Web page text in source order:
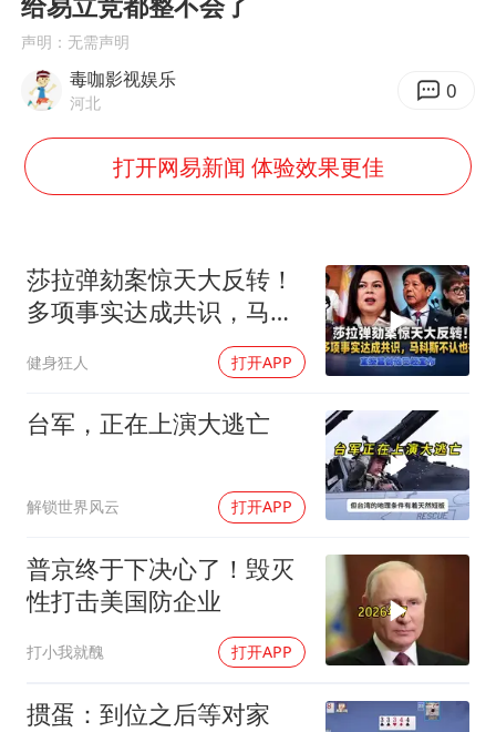
河南某医院2.33亿工程串标案细节披露
公司“上四休三”但要降薪1000元
台风灿鸿未来对中国无影响
985博士后被曝在妻子孕期出轨后续
“空调24小时开着更省电”不实
如何把百年大党建设得更加坚强有力？
声明：无需声明
毒咖影视娱乐
河北 0
打开网易新闻 体验效果更佳
莎拉弹劾案惊天大反转！
多项事实达成共识，马科
健身狂人 打开APP
台军，正在上演大逃亡
解锁世界风云 打开APP
普京终于下决心了！毁灭
性打击美国防企业
打小我就醜 打开APP
掼蛋：到位之后等对家